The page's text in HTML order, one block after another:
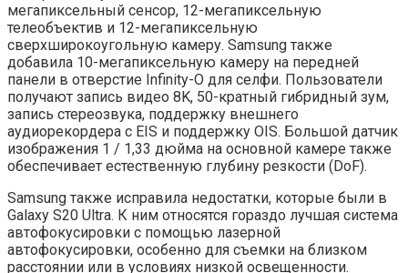
мегапиксельный сенсор, 12-мегапиксельную
телеобъектив и 12-мегапиксельную
сверхширокоугольную камеру. Samsung также
добавила 10-мегапиксельную камеру на передней
панели в отверстие Infinity-O для селфи. Пользователи
получают запись видео 8K, 50-кратный гибридный зум,
запись стереозвука, поддержку внешнего
аудиорекордера с EIS и поддержку OIS. Большой датчик
изображения 1 / 1,33 дюйма на основной камере также
обеспечивает естественную глубину резкости (DoF).
Samsung также исправила недостатки, которые были в
Galaxy S20 Ultra. К ним относятся гораздо лучшая система
автофокусировки с помощью лазерной
автофокусировки, особенно для съемки на близком
расстоянии или в условиях низкой освещенности.